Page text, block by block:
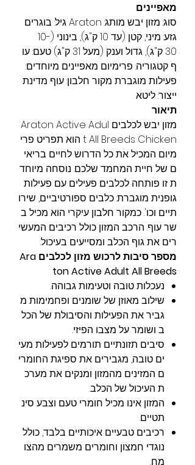
מאפיינים
סוג: מזון יבש מותג: Araton גיל: בוגרים
גזע: מיני, קטן (עד 10 ק"ג), בינוני (10-
30 ק"ג), גדול וענק (מעל 31 ק"ג) טעם: עו
ף קטגוריה: פרימיום מאפיינים מיוחדים:
פעילות מוגברת מקור חלבון: עוף מדינת
ייצור: ליטא
תיאור
מזון יבש לכלבים Araton Active Adul
t All Breeds Chicken הוא תפריט פרי
מיום המכיל את כל הדרוש לחיים בריאי
ם של חיית המחמד שלכם. נוסחה מיוחד
ת זו פותחה לכלבים פעילים עם פעילות
גופנית מוגברת: כלבים ספורטיביים, שירו
תיים וכו'. כמקור חלבון עיקרי הוא מכיל ב
שר עוף. הרכב המזון כולל רכיבים המעשי
רים את גוף הכלב ומסייעים בעיכול.
מספר סיבות לרכוש מזון לכלבים Ara
ton Active Adult All Breeds
נעכלות טובה וטעימות גבוהה.
שילוב מאוזן של שומנים ופחמימות מ
גביר את הפעילות והסיבולת של הכל
ב ושומר על מצבו הפיזי.
סיבים תזונתיים תורמים לפעילות מעי
ים טובה, מגבירים את ספיגת החומרי
ם המזינים מהמזון ומנקים את מערכ
ת העיכול של הכלב.
המזון אינו מכיל חומרי טעם וצבע סינ
תטיים.
רכיבים טבעיים איכותיים בלבד, כולל
נוגדי חמצון וחומרים משמרים מהצו
מח.